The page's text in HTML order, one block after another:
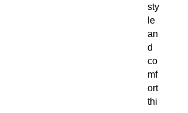
sty
le
an
d
co
mf
ort
thi